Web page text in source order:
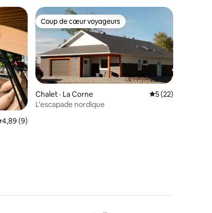
moyenne de 4,89 sur 5, 9 commentaires
4,89 (9)
Coup de cœur voyageurs
Coup de cœur voyageurs
Chalet · La Corne Note moyenne de
5 (22)
L'escapade nordique